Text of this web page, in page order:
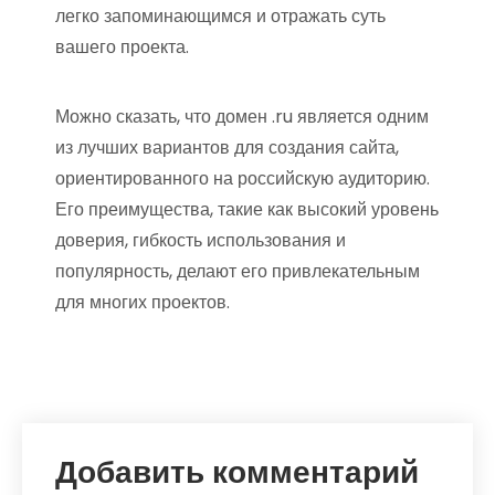
легко запоминающимся и отражать суть
вашего проекта.
Можно сказать, что домен .ru является одним
из лучших вариантов для создания сайта,
ориентированного на российскую аудиторию.
Его преимущества, такие как высокий уровень
доверия, гибкость использования и
популярность, делают его привлекательным
для многих проектов.
Добавить комментарий